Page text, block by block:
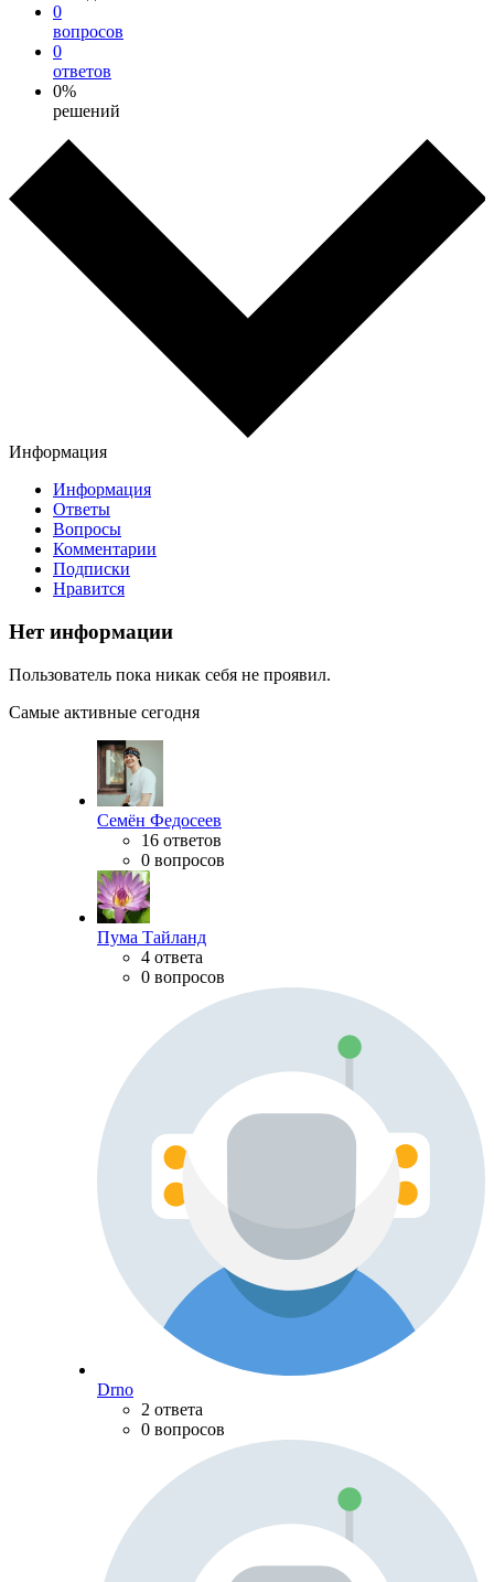
0
вопросов
0
ответов
0%
решений
Информация
Информация
Ответы
Вопросы
Комментарии
Подписки
Нравится
Нет информации
Пользователь пока никак себя не проявил.
Самые активные сегодня
Семён Федосеев
16 ответов
0 вопросов
Пума Тайланд
4 ответа
0 вопросов
Drno
2 ответа
0 вопросов